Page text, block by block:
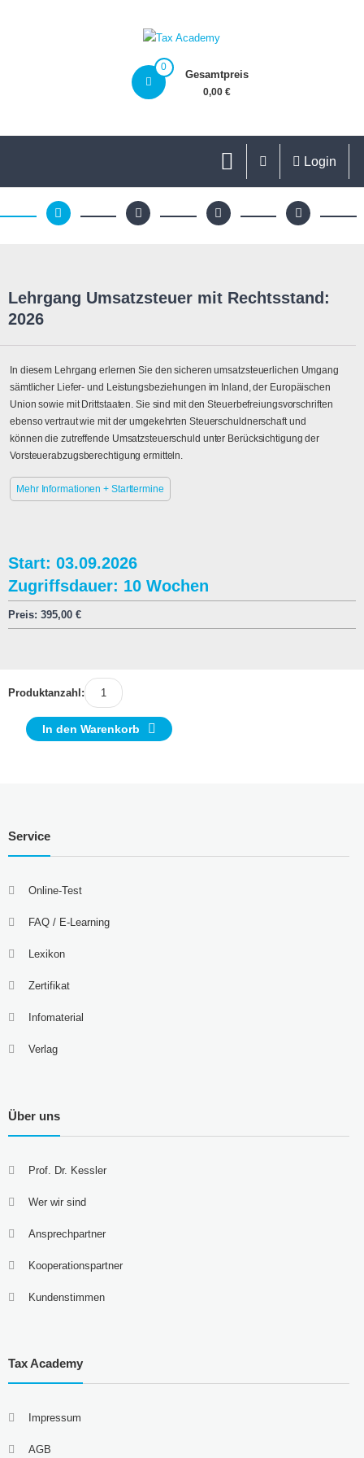
0
Gesamtpreis
0,00 €
Login
Lehrgang Umsatzsteuer mit Rechtsstand:
2026
In diesem Lehrgang erlernen Sie den sicheren umsatzsteuerlichen Umgang
sämtlicher Liefer- und Leistungsbeziehungen im Inland, der Europäischen
Union sowie mit Drittstaaten. Sie sind mit den Steuerbefreiungsvorschriften
ebenso vertraut wie mit der umgekehrten Steuerschuldnerschaft und
können die zutreffende Umsatzsteuerschuld unter Berücksichtigung der
Vorsteuerabzugsberechtigung ermitteln.
Mehr Informationen + Starttermine
Start: 03.09.2026
Zugriffsdauer: 10 Wochen
Preis: 395,00 €
Produktanzahl:
In den Warenkorb
Service
Online-Test
FAQ / E-Learning
Lexikon
Zertifikat
Infomaterial
Verlag
Über uns
Prof. Dr. Kessler
Wer wir sind
Ansprechpartner
Kooperationspartner
Kundenstimmen
Tax Academy
Impressum
AGB